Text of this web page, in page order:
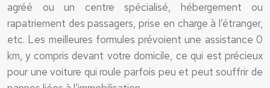
agréé ou un centre spécialisé, hébergement ou
rapatriement des passagers, prise en charge à l’étranger,
etc. Les meilleures formules prévoient une assistance 0
km, y compris devant votre domicile, ce qui est précieux
pour une voiture qui roule parfois peu et peut souffrir de